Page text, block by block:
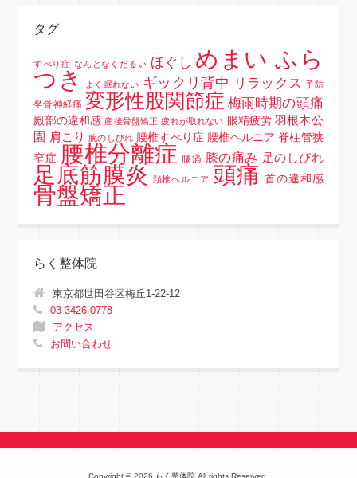
タグ
すべり症 なんとなくだるい ほぐし めまい ふら
つき
よく眠れない ギックリ背中 リラックス 予防
坐骨神経痛 変形性股関節症 梅雨時期の頭痛
殿部の違和感 産後骨盤矯正 疲れが取れない 眼精疲労 羽根木公
園 肩こり 腕のしびれ 腰椎すべり症 腰椎ヘルニア 脊柱管狭
窄症 腰椎分離症 腰痛 膝の痛み 足のしびれ
足底筋膜炎 頚椎ヘルニア 頭痛 首の違和感
骨盤矯正
らく整体院
東京都世田谷区梅丘1-22-12
03-3426-0778
アクセス
お問い合わせ
Copyright © 2026 らく整体院 All rights Reserved.